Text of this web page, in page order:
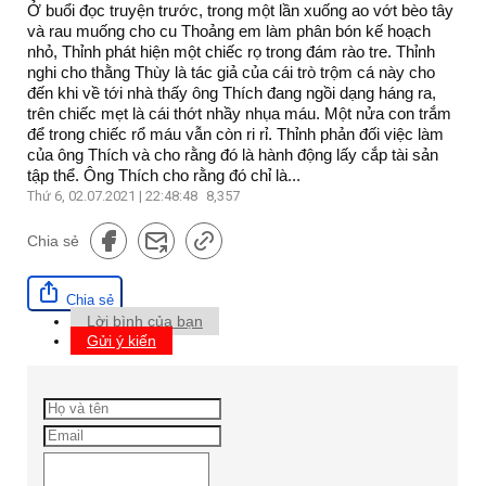
Ở buổi đọc truyện trước, trong một lần xuống ao vớt bèo tây
và rau muống cho cu Thoảng em làm phân bón kế hoạch
nhỏ, Thỉnh phát hiện một chiếc rọ trong đám rào tre. Thỉnh
nghi cho thằng Thùy là tác giả của cái trò trộm cá này cho
đến khi về tới nhà thấy ông Thích đang ngồi dạng háng ra,
trên chiếc mẹt là cái thớt nhầy nhụa máu. Một nửa con trắm
để trong chiếc rổ máu vẫn còn ri rỉ. Thỉnh phản đối việc làm
của ông Thích và cho rằng đó là hành động lấy cắp tài sản
tập thể. Ông Thích cho rằng đó chỉ là...
Thứ 6, 02.07.2021 | 22:48:48 8,357
Chia sẻ
Chia sẻ
Lời bình của bạn
Gửi ý kiến